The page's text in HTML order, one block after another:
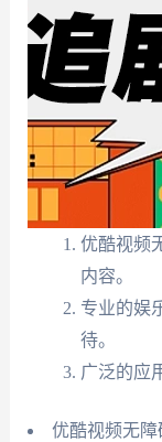
优酷视频
内容。
专业的娱
待。
广泛的应
优酷视频无